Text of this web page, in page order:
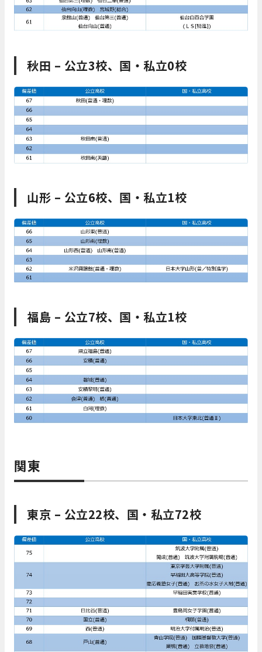
秋田 – 公立3校、国・私立0校
山形 – 公立6校、国・私立1校
福島 – 公立7校、国・私立1校
関東
東京 – 公立22校、国・私立72校